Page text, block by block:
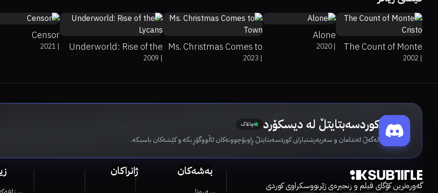
The Count of Monte
Cristo|
2002
Alone
|
2020
Ms. Christmas Comes to
Town|
2023
Underworld: Rise of the
Lycans|
2009
Censor
|
2021
کوردسەبتایتڵ لە دیسکۆرد چالاک
لەگەڵ ئەندامان و سەرپەرشتیارانی کوردسەبتایتڵ ڕاوبۆچوونەکان ئاڵووگۆڕ بکە و کێشەکان باسبکە.
گەورەترین کۆگای فیلم و زنجیرەی ژێرنووسکراوی کوردی
بەشەکان ژانراکان